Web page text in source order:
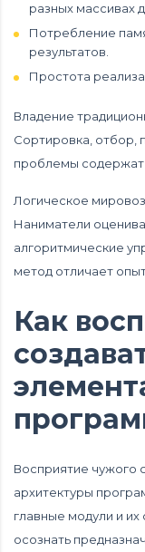
разных массивах
Потребление
результатов.
Простота
Владение
Сортировка, отбор,
проблемы содержат
Логическое
Наниматели
алгоритмические
метод отличает
Как
Восприятие чужого
архитектуры
главные модули и
осознать